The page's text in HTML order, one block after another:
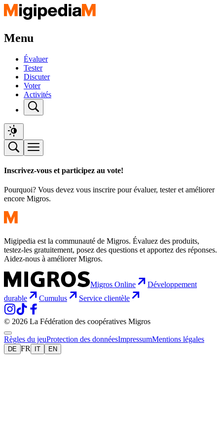
Menu
Évaluer
Tester
Discuter
Voter
Activités
Inscrivez-vous et participez au vote!
Pourquoi? Vous devez vous inscrire pour évaluer, tester et améliorer
encore Migros.
Migipedia est la communauté de Migros. Évaluez des produits,
testez-les gratuitement, posez des questions et apportez des réponses.
Aidez-nous à améliorer Migros.
Migros Online
Développement
durable
Cumulus Service clientèle
© 2026 La Fédération des coopératives Migros
Règles du jeuProtection des donnéesImpressumMentions légales
DE FR IT EN